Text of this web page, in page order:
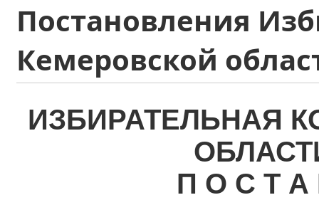
Постановления
Кемеровской
ИЗБИРАТЕЛЬНАЯ
П О С Т А